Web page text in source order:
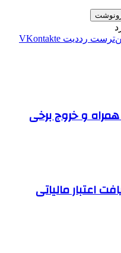
‫رددیت ‫VKontakte
و خروج برخی
اعتبار مالیاتی